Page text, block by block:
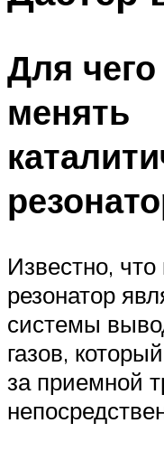
Для
менять
Известно, что
резонатор
системы
газов,
за приемной